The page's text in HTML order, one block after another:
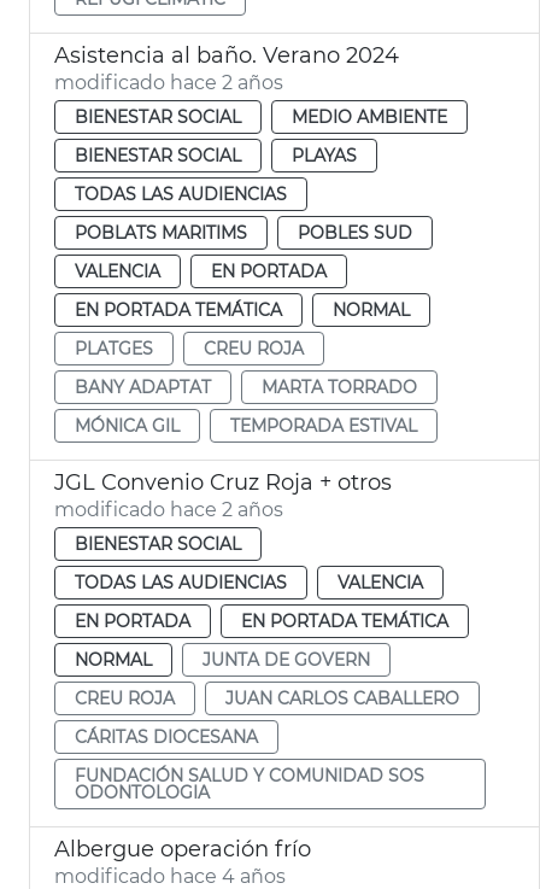
Asistencia al baño. Verano 2024
modificado hace 2 años
BIENESTAR SOCIAL
MEDIO AMBIENTE
BIENESTAR SOCIAL
PLAYAS
TODAS LAS AUDIENCIAS
POBLATS MARITIMS
POBLES SUD
VALENCIA
EN PORTADA
EN PORTADA TEMÁTICA
NORMAL
PLATGES
CREU ROJA
BANY ADAPTAT
MARTA TORRADO
MÓNICA GIL
TEMPORADA ESTIVAL
JGL Convenio Cruz Roja + otros
modificado hace 2 años
BIENESTAR SOCIAL
TODAS LAS AUDIENCIAS
VALENCIA
EN PORTADA
EN PORTADA TEMÁTICA
NORMAL
JUNTA DE GOVERN
CREU ROJA
JUAN CARLOS CABALLERO
CÁRITAS DIOCESANA
FUNDACIÓN SALUD Y COMUNIDAD SOS
ODONTOLOGIA
Albergue operación frío
modificado hace 4 años